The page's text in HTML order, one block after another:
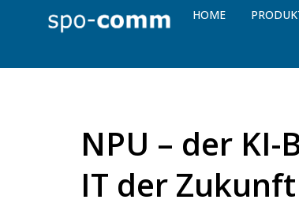
HOME
NPU – der
IT der Zukunft